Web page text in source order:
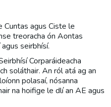
Cuntas agus Ciste le
treoracha ón Aontas
seirbhísí.
Corparáideacha
soláthair. An ról atá ag an
polasaí, nósanna
na hoifige le dlí an AE agus